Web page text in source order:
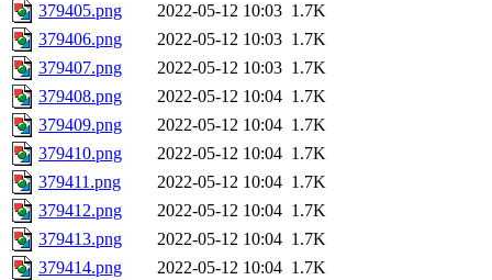
379405.png
2022-05-12 10:03 1.7K
379406.png
2022-05-12 10:03 1.7K
379407.png
2022-05-12 10:03 1.7K
379408.png
2022-05-12 10:04 1.7K
379409.png
2022-05-12 10:04 1.7K
379410.png
2022-05-12 10:04 1.7K
379411.png
2022-05-12 10:04 1.7K
379412.png
2022-05-12 10:04 1.7K
379413.png
2022-05-12 10:04 1.7K
379414.png
2022-05-12 10:04 1.7K